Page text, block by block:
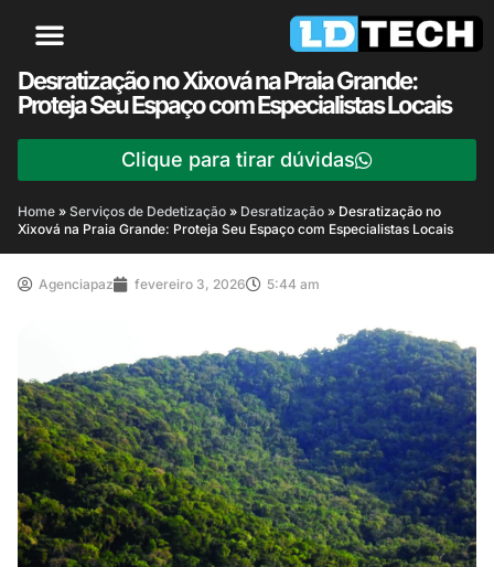
Desratização no Xixová na Praia Grande:
Proteja Seu Espaço com Especialistas Locais
Clique para tirar dúvidas
Home » Serviços de Dedetização » Desratização » Desratização no
Xixová na Praia Grande: Proteja Seu Espaço com Especialistas Locais
Agenciapaz fevereiro 3, 2026 5:44 am